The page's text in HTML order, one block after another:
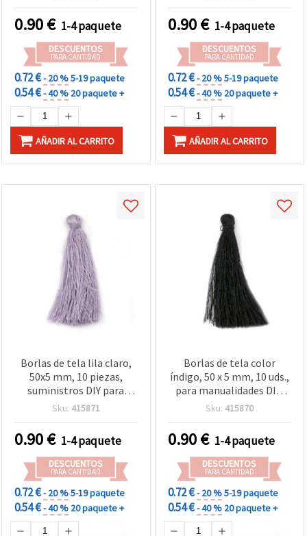
decoración
0.90€ 1-4 paquete
DESCUENTOS
PARA CANTIDAD
0.72 €- 20 %5-19 paquete
0.54 €- 40 % 20 paquete +
AÑADIR AL CARRITO
decoración
0.90€ 1-4 paquete
DESCUENTOS
PARA CANTIDAD
0.72 €- 20 %5-19 paquete
0.54 €- 40 % 20 paquete +
AÑADIR AL CARRITO
Borlas de tela lila claro,
50x5 mm, 10 piezas,
suministros DIY para
bisutería, llaveros,
decoración
Sku: 415871
0.90€ 1-4 paquete
DESCUENTOS
PARA CANTIDAD
0.72 €- 20 %5-19 paquete
0.54 €- 40 % 20 paquete +
Borlas de tela color
índigo, 50 x 5 mm, 10 uds.,
para manualidades DIY:
bisutería, llaveros,
decoración
Sku: 415870
0.90€ 1-4 paquete
DESCUENTOS
PARA CANTIDAD
0.72 €- 20 %5-19 paquete
0.54 €- 40 % 20 paquete +